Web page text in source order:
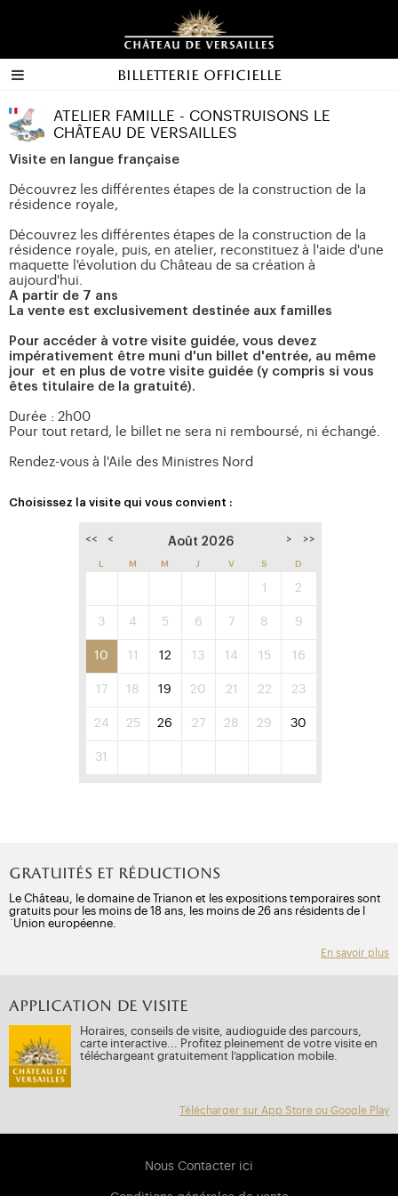
Billetterie officielle
ATELIER FAMILLE - CONSTRUISONS LE
CHÂTEAU DE VERSAILLES
Visite en langue française
Découvrez les différentes étapes de la construction de la
résidence royale,
Découvrez les différentes étapes de la construction de la
résidence royale, puis, en atelier, reconstituez à l'aide d'une
maquette l'évolution du Château de sa création à
aujourd'hui.
A partir de 7 ans
La vente est exclusivement destinée aux familles
Pour accéder à votre visite guidée, vous devez
impérativement être muni d'un billet d'entrée, au même
jour et en plus de votre visite guidée (y compris si vous
êtes titulaire de la gratuité).
Durée : 2h00
Pour tout retard, le billet ne sera ni remboursé, ni échangé.
Rendez-vous à l'Aile des Ministres Nord
Choisissez la visite qui vous convient :
Août 2026
<< < >>
>
L M M J V S D
1 2
3 4 5 6 7 8 9
10 11 12 13 14 15 16
17 18 19 20 21 22 23
24 25 26 27 28 29 30
31
Gratuités et réductions
Le Château, le domaine de Trianon et les expositions temporaires sont
gratuits pour les moins de 18 ans, les moins de 26 ans résidents de l
´Union européenne.
En savoir plus
APPLICATION DE VISITE
Horaires, conseils de visite, audioguide des parcours,
carte interactive... Profitez pleinement de votre visite en
téléchargeant gratuitement l’application mobile.
Télécharger sur App Store ou Google Play
Nous Contacter ici